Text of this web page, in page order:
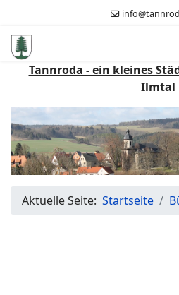
Tannroda - ein kleines
Ilmtal
Aktuelle Seite: Startseite